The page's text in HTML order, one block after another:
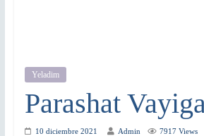
Yeladim
Parashat
10 diciembre 2021 Admin 7917 Views